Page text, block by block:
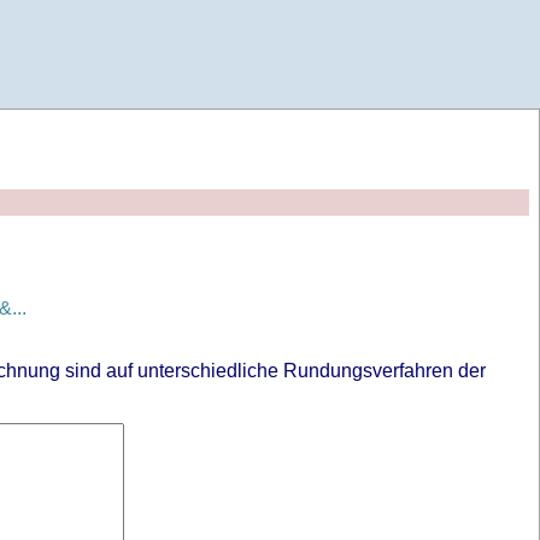
sind auf unterschiedliche Rundungsverfahren der